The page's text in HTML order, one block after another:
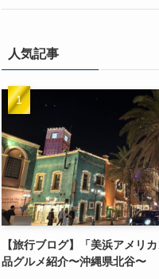
人気記事
【旅行ブログ】「美浜アメリ
品グルメ紹介〜沖縄県北谷〜